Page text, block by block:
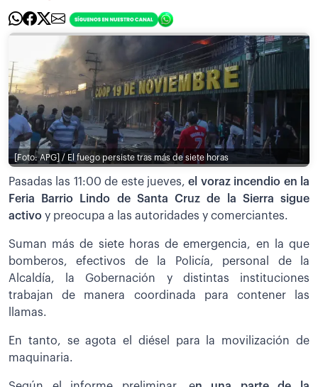
[Foto: APG] / El fuego persiste tras más de siete horas
Pasadas las 11:00 de este jueves,el voraz incendio en la
Feria Barrio Lindo de Santa Cruz de la Sierra sigue
activo y preocupa a las autoridades y comerciantes.
Suman más de siete horas de emergencia, en la que
bomberos, efectivos de la Policía, personal de la
Alcaldía, la Gobernación y distintas instituciones
trabajan de manera coordinada para contener las
llamas.
En tanto, se agota el diésel para la movilización de
maquinaria.